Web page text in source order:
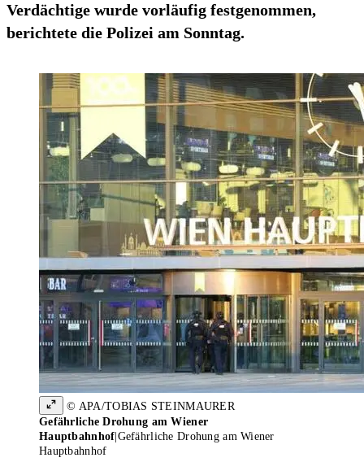
Verdächtige wurde vorläufig festgenommen,
berichtete die Polizei am Sonntag.
© APA/TOBIAS STEINMAURER
Gefährliche Drohung am Wiener
Hauptbahnhof Gefährliche Drohung am Wiener
Hauptbahnhof